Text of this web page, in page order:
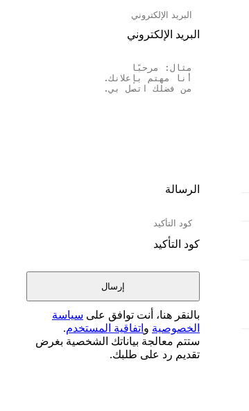
البريد الإلكتروني
الرسالة
كود التأكيد
بالنقر هنا، أنت توافق على سياسة
الخصوصية و اتفاقية المستخدم.
ستتم معالجة بياناتك الشخصية بغرض
تقديم رد على طلبك.